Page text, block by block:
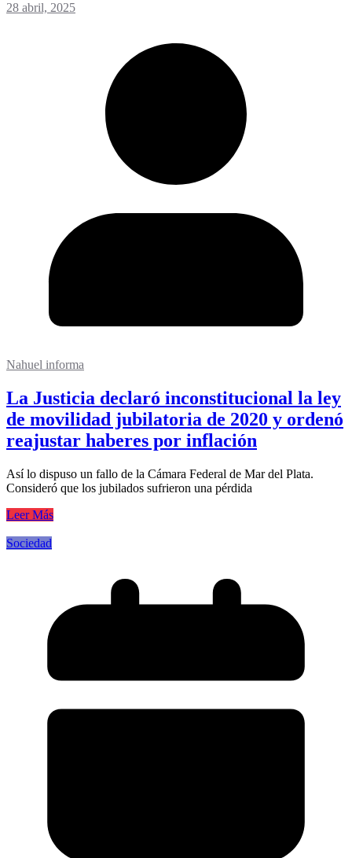
28 abril, 2025
Nahuel informa
La Justicia declaró inconstitucional la ley
de movilidad jubilatoria de 2020 y ordenó
reajustar haberes por inflación
Así lo dispuso un fallo de la Cámara Federal de Mar del Plata.
Consideró que los jubilados sufrieron una pérdida
Leer Más
Sociedad